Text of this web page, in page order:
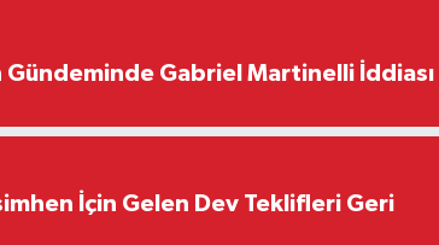
Gabriel Martinelli İddiası
İçin Gelen Dev Teklifleri Geri